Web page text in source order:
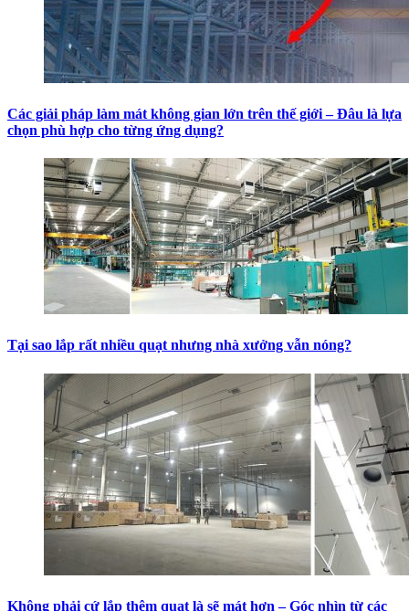
Các giải pháp làm mát không gian lớn trên thế giới – Đâu là lựa
chọn phù hợp cho từng ứng dụng?
Tại sao lắp rất nhiều quạt nhưng nhà xưởng vẫn nóng?
Không phải cứ lắp thêm quạt là sẽ mát hơn – Góc nhìn từ các